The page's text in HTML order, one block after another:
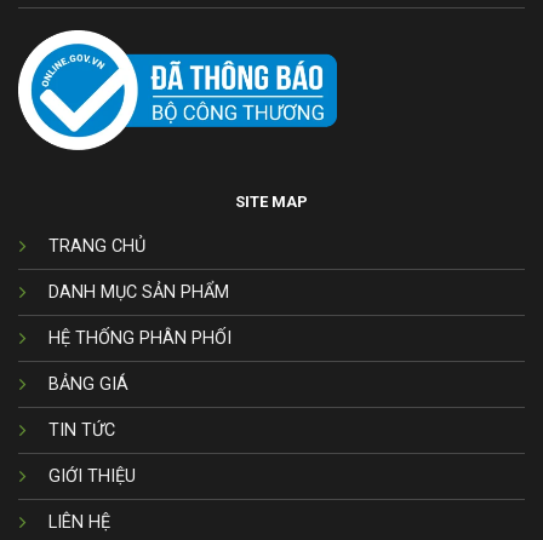
SITE MAP
TRANG CHỦ
DANH MỤC SẢN PHẨM
HỆ THỐNG PHÂN PHỐI
BẢNG GIÁ
TIN TỨC
GIỚI THIỆU
LIÊN HỆ